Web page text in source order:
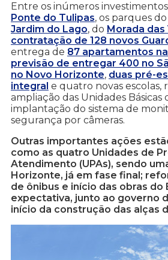
Entre os inúmeros
Ponte do Tulipas, os parques do
Jardim do Lago, do Morada das
contratação de 128 novos
entrega de 87 apartamentos
previsão de entregar 400 no
no Novo Horizonte, duas pré-
integral e quatro novas escolas,
ampliação das Unidades Básicas
implantação do sistema de
segurança por câmeras.
Outras importantes ações
como as quatro Unidades de
Atendimento (UPAs), sendo
Horizonte, já em fase final;
de ônibus e início das obras do
expectativa, junto ao governo
início da construção das alças